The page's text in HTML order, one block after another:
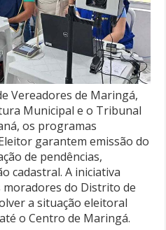
Vereadores de Maringá,
Municipal e o Tribunal
os programas
garantem emissão do
de pendências,
cadastral. A iniciativa
moradores do Distrito de
a situação eleitoral
o Centro de Maringá.